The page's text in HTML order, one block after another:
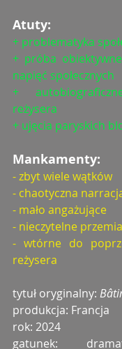
Atuty:
+ problematyka
+ próba
napięć społecznych
+
reżysera
+ ujęcia paryskich
Mankamenty:
- zbyt wiele wątków
- chaotyczna
- mało angażujące
- nieczytelne
- wtórne do
reżysera
tytuł oryginalny:
produkcja: Francja
rok: 2024
gatunek: